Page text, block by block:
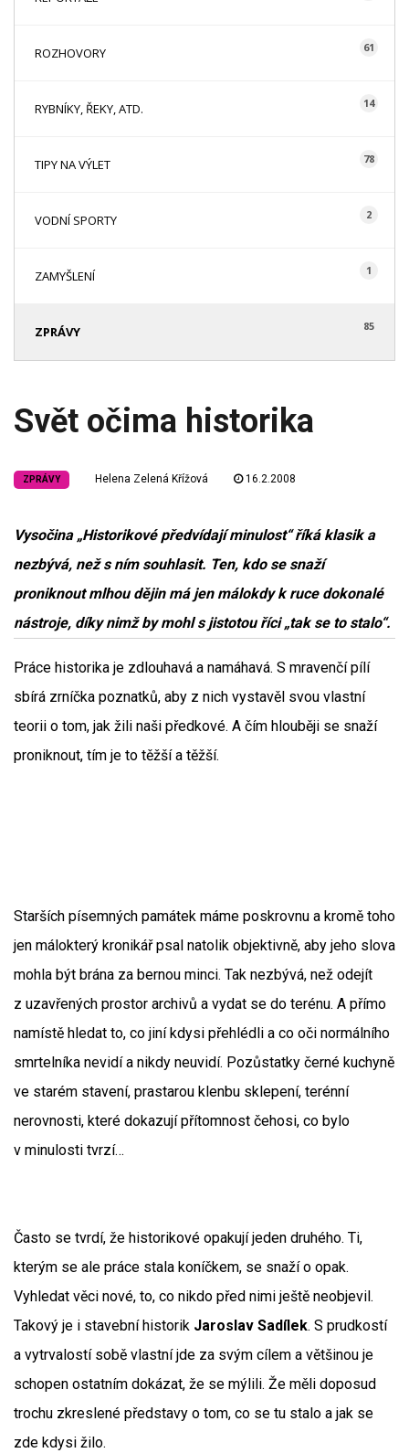
ROZHOVORY 61
RYBNÍKY, ŘEKY, ATD. 14
TIPY NA VÝLET 78
VODNÍ SPORTY 2
ZAMYŠLENÍ 1
ZPRÁVY 85
Svět očima historika
ZPRÁVY Helena Zelená Křížová 16.2.2008
Vysočina „Historikové předvídají minulost“ říká klasik a
nezbývá, než s ním souhlasit. Ten, kdo se snaží
proniknout mlhou dějin má jen málokdy k ruce dokonalé
nástroje, díky nimž by mohl s jistotou říci „tak se to stalo“.
Práce historika je zdlouhavá a namáhavá. S mravenčí pílí
sbírá zrníčka poznatků, aby z nich vystavěl svou vlastní
teorii o tom, jak žili naši předkové. A čím hlouběji se snaží
proniknout, tím je to těžší a těžší.
Starších písemných památek máme poskrovnu a kromě toho
jen málokterý kronikář psal natolik objektivně, aby jeho slova
mohla být brána za bernou minci. Tak nezbývá, než odejít
z uzavřených prostor archivů a vydat se do terénu. A přímo
namístě hledat to, co jiní kdysi přehlédli a co oči normálního
smrtelníka nevidí a nikdy neuvidí. Pozůstatky černé kuchyně
ve starém stavení, prastarou klenbu sklepení, terénní
nerovnosti, které dokazují přítomnost čehosi, co bylo
v minulosti tvrzí…
Často se tvrdí, že historikové opakují jeden druhého. Ti,
kterým se ale práce stala koníčkem, se snaží o opak.
Vyhledat věci nové, to, co nikdo před nimi ještě neobjevil.
Takový je i stavební historik Jaroslav Sadílek. S prudkostí
a vytrvalostí sobě vlastní jde za svým cílem a většinou je
schopen ostatním dokázat, že se mýlili. Že měli doposud
trochu zkreslené představy o tom, co se tu stalo a jak se
zde kdysi žilo.